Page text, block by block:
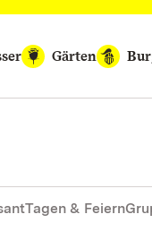
Gärten
Tagen & Feiern